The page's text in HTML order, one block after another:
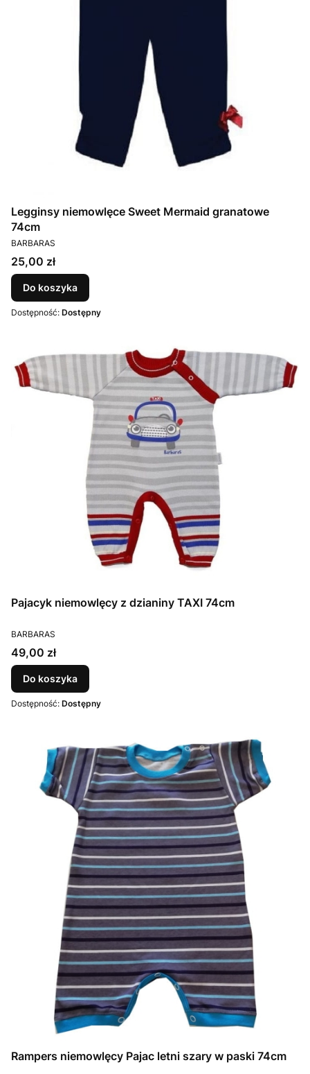
Legginsy niemowlęce Sweet Mermaid granatowe
74cm
PRODUCENT
BARBARAS
Cena
25,00 zł
Do koszyka
Dostępność: Dostępny
Pajacyk niemowlęcy z dzianiny TAXI 74cm
PRODUCENT
BARBARAS
Cena
49,00 zł
Do koszyka
Dostępność: Dostępny
Rampers niemowlęcy Pajac letni szary w paski 74cm